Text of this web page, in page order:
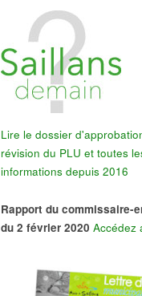
Lire le dossier
révision du PLU et toutes
informations depuis 2016
Rapport du commissaire-
du 2 février 2020 Accédez